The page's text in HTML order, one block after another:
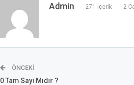
Admin 271 İçerik 2
ÖNCEKI
0 Tam Sayı Mıdır ?